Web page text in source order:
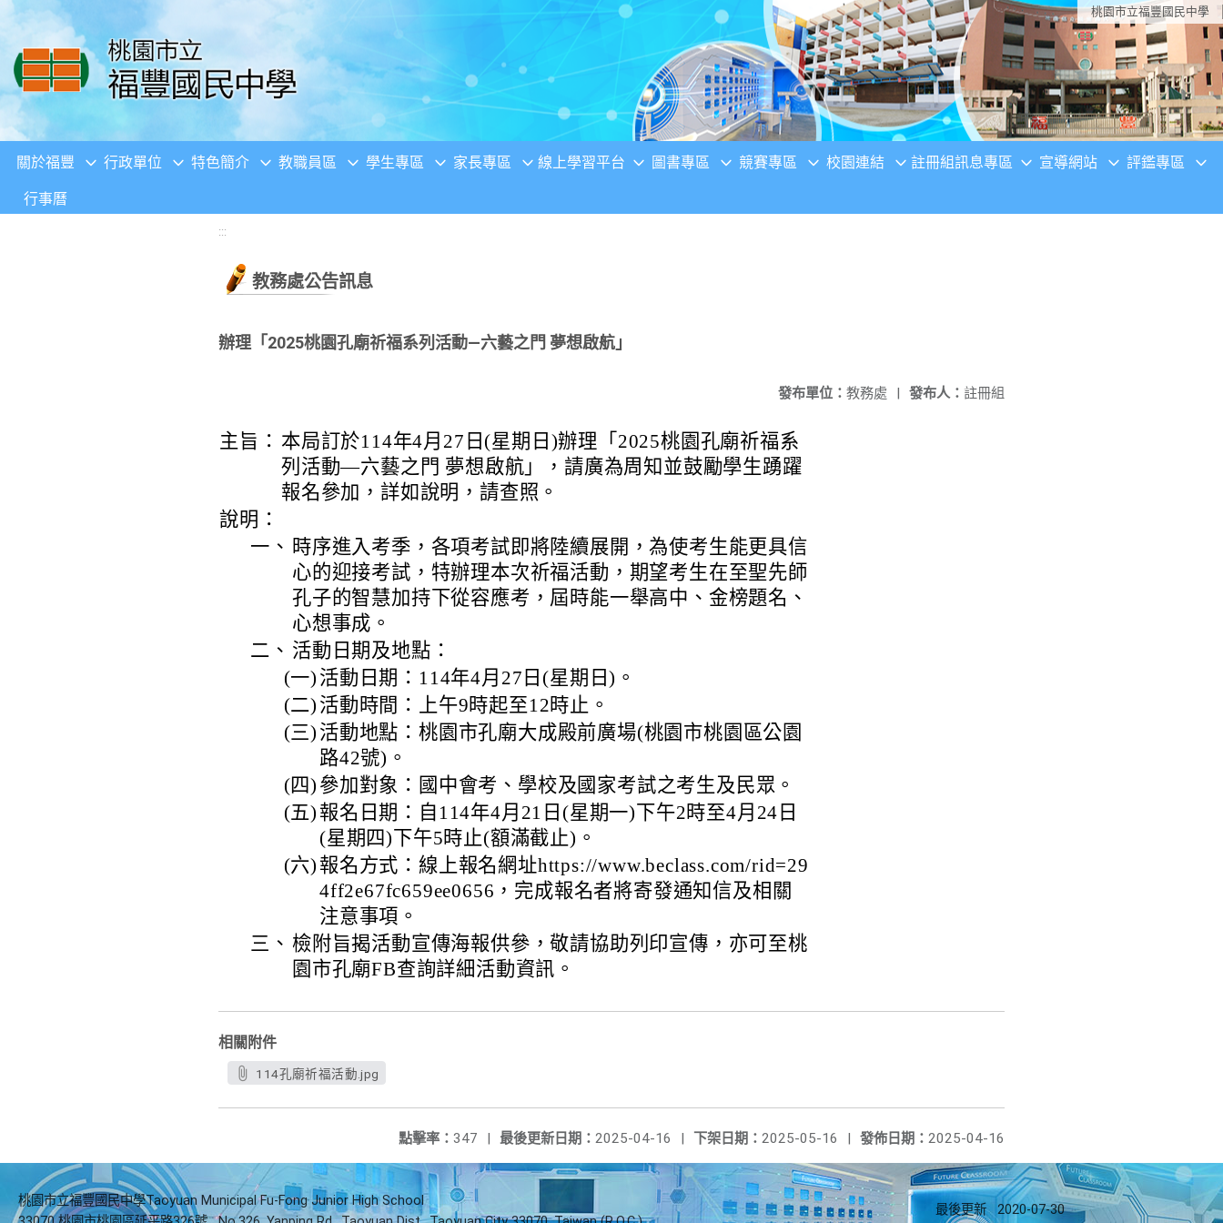
移至網頁之主要內容區位置 桃園市立福豐國民中學
關於福豐 行政單位 特色簡介 教職員區 學生專區 家長專區 線上學習平台 圖書專區 競賽專區 校園連結 註冊組訊息專區 宣導網站 評鑑專區
行事曆
:::
教務處公告訊息
辦理「2025桃園孔廟祈福系列活動—六藝之門 夢想啟航」
發布人： 註冊組
發布單位： 教務處 |
主旨： 本局訂於114年4月27日(星期日)辦理「2025桃園孔廟祈福系
列活動—六藝之門 夢想啟航」，請廣為周知並鼓勵學生踴躍
報名參加，詳如說明，請查照。
說明：
一、 時序進入考季，各項考試即將陸續展開，為使考生能更具信
心的迎接考試，特辦理本次祈福活動，期望考生在至聖先師
孔子的智慧加持下從容應考，屆時能一舉高中、金榜題名、
心想事成。
二、 活動日期及地點：
(一) 活動日期：114年4月27日(星期日)。
(二) 活動時間：上午9時起至12時止。
(三) 活動地點：桃園市孔廟大成殿前廣場(桃園市桃園區公園
路42號)。
(四) 參加對象：國中會考、學校及國家考試之考生及民眾。
(五) 報名日期：自114年4月21日(星期一)下午2時至4月24日
(星期四)下午5時止(額滿截止)。
(六) 報名方式：線上報名網址https://www.beclass.com/rid=29
4ff2e67fc659ee0656，完成報名者將寄發通知信及相關
注意事項。
三、 檢附旨揭活動宣傳海報供參，敬請協助列印宣傳，亦可至桃
園市孔廟FB查詢詳細活動資訊。
相關附件
114孔廟祈福活動.jpg
發佈日期： 2025-04-16
下架日期： 2025-05-16 |
最後更新日期： 2025-04-16 |
點擊率： 347 |
桃園市立福豐國民中學Taoyuan Municipal Fu-Fong Junior High School
最後更新 2020-07-30